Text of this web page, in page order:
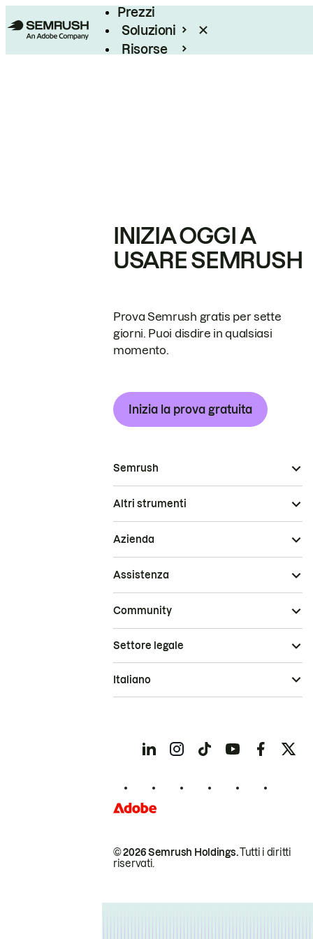
Prezzi
Soluzioni
Risorse
INIZIA OGGI A
USARE SEMRUSH
Prova Semrush gratis per sette
giorni. Puoi disdire in qualsiasi
momento.
Inizia la prova gratuita
Semrush
Altri strumenti
Azienda
Assistenza
Community
© 2026 Semrush Holdings.Tutti i diritti
riservati.
Settore legale
Italiano